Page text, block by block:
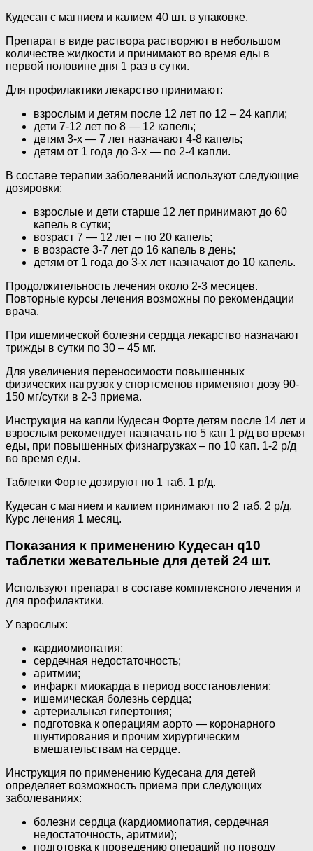
Кудесан с магнием и калием 40 шт. в упаковке.
Препарат в виде раствора растворяют в небольшом
количестве жидкости и принимают во время еды в
первой половине дня 1 раз в сутки.
Для профилактики лекарство принимают:
взрослым и детям после 12 лет по 12 – 24 капли;
дети 7-12 лет по 8 — 12 капель;
детям 3-х — 7 лет назначают 4-8 капель;
детям от 1 года до 3-х — по 2-4 капли.
В составе терапии заболеваний используют следующие
дозировки:
взрослые и дети старше 12 лет принимают до 60
капель в сутки;
возраст 7 — 12 лет – по 20 капель;
в возрасте 3-7 лет до 16 капель в день;
детям от 1 года до 3-х лет назначают до 10 капель.
Продолжительность лечения около 2-3 месяцев.
Повторные курсы лечения возможны по рекомендации
врача.
При ишемической болезни сердца лекарство назначают
трижды в сутки по 30 – 45 мг.
Для увеличения переносимости повышенных
физических нагрузок у спортсменов применяют дозу 90-
150 мг/сутки в 2-3 приема.
Инструкция на капли Кудесан Форте детям после 14 лет и
взрослым рекомендует назначать по 5 кап 1 р/д во время
еды, при повышенных физнагрузках – по 10 кап. 1-2 р/д
во время еды.
Таблетки Форте дозируют по 1 таб. 1 р/д.
Кудесан с магнием и калием принимают по 2 таб. 2 р/д.
Курс лечения 1 месяц.
Показания к применению Кудесан q10
таблетки жевательные для детей 24 шт.
Используют препарат в составе комплексного лечения и
для профилактики.
У взрослых:
кардиомиопатия;
сердечная недостаточность;
аритмии;
инфаркт миокарда в период восстановления;
ишемическая болезнь сердца;
артериальная гипертония;
подготовка к операциям аорто — коронарного
шунтирования и прочим хирургическим
вмешательствам на сердце.
Инструкция по применению Кудесана для детей
определяет возможность приема при следующих
заболеваниях:
болезни сердца (кардиомиопатия, сердечная
недостаточность, аритмии);
подготовка к проведению операций по поводу